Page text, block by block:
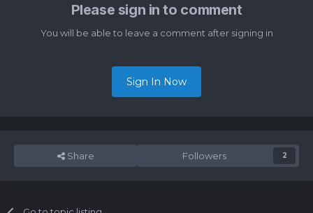
Please sign in to comment
You will be able to leave a comment after signing in
Sign In Now
Share Followers 2